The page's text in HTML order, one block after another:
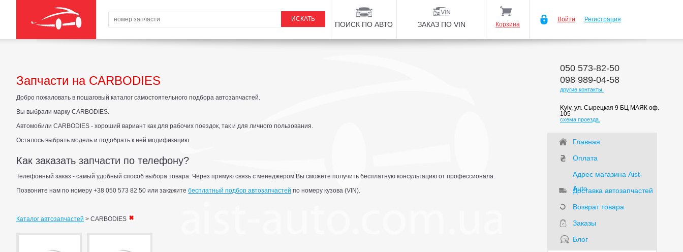
ПОИСК ПО АВТО ЗАКАЗ ПО VIN Корзина
Войти Регистрация
Запчасти на CARBODIES
Добро пожаловать в пошаговый каталог самостоятельного подбора автозапчастей.
Вы выбрали марку CARBODIES.
Автомобили CARBODIES - хороший вариант как для рабочих поездок, так и для личного пользования.
Осталось выбрать модель и подобрать к ней модификацию.
Как заказать запчасти по телефону?
Телефонный заказ - самый удобный способ выбора товара. Через прямую связь с менеджером Вы сможете получить бесплатную консультацию от профессионала.
Позвоните нам по номеру +38 050 573 82 50 или закажите бесплатный подбор автозапчастей по номеру кузова (VIN).
Каталог автозапчастей > CARBODIES
050 573-82-50
098 989-04-58
другие контакты.
Kyiv, ул. Сырецкая 9 БЦ МАЯК оф.
105
схема проезда.
Главная
Оплата
Адрес магазина Aist-
Auto
Доставка автозапчастей
Возврат товара
Заказы
Блог